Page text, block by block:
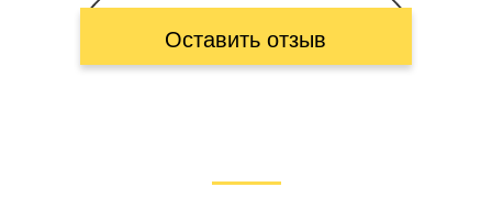
Оставить отзыв